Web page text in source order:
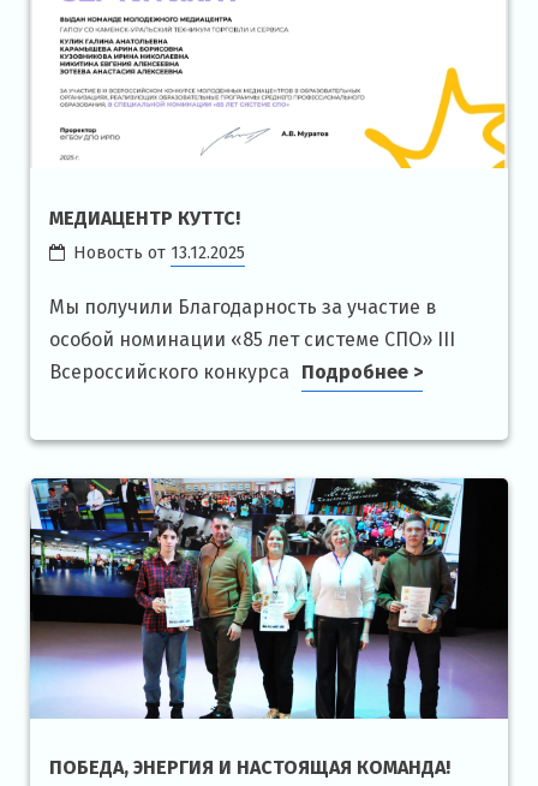
МЕДИАЦЕНТР КУТТС!
Новость от 13.12.2025
Мы получили Благодарность за участие в
особой номинации «85 лет системе СПО» III
Всероссийского конкурса
Подробнее >
ПОБЕДА, ЭНЕРГИЯ И НАСТОЯЩАЯ КОМАНДА!